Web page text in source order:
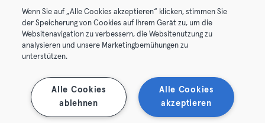
© 2026 Urban Sports Group GmbH. All rights reserved.
Conditions générales Politique de confidentialité
Mentions légales
Se rétracter ici
Wenn Sie auf „Alle Cookies akzeptieren“ klicken, stimmen Sie
der Speicherung von Cookies auf Ihrem Gerät zu, um die
Websitenavigation zu verbessern, die Websitenutzung zu
analysieren und unsere Marketingbemühungen zu
unterstützen.
Alle Cookies
akzeptieren
Alle Cookies
ablehnen